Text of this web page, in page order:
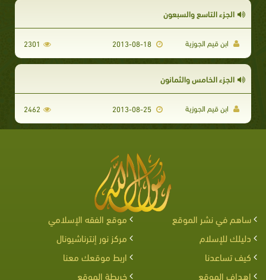
الجزء التاسع والسبعون
ابن قيم الجوزية 2301
الجزء الخامس والثمانون
ابن قيم الجوزية 2462
ساهم في نشر الموقع
موقع الفقه الإسلامي
دليلك للإسلام
مركز نور إنترناشيونال
كيف تساعدنا
اربط موقعك معنا
اهداف الموقع
خريطة الموقع